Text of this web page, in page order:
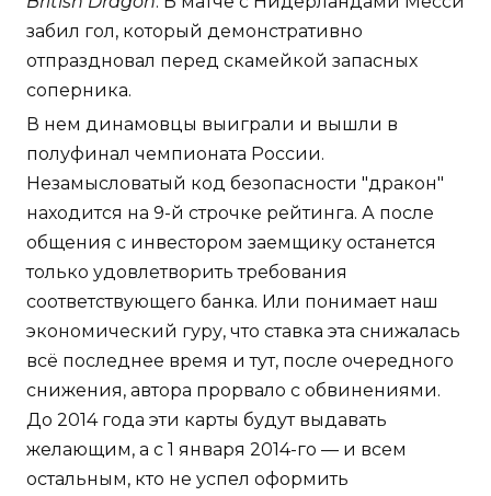
забил гол, который демонстративно
отпраздновал перед скамейкой запасных
соперника.
В нем динамовцы выиграли и вышли в
полуфинал чемпионата России.
Незамысловатый код безопасности "дракон"
находится на 9-й строчке рейтинга. А после
общения с инвестором заемщику останется
только удовлетворить требования
соответствующего банка. Или понимает наш
экономический гуру, что ставка эта снижалась
всё последнее время и тут, после очередного
снижения, автора прорвало с обвинениями.
До 2014 года эти карты будут выдавать
желающим, а с 1 января 2014-го — и всем
остальным, кто не успел оформить